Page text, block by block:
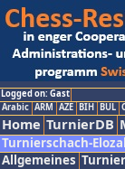
Logged on: Gast
Arabic ARM AZE BIH BUL
Home TurnierDB
Turnierschach-
Allgemeines